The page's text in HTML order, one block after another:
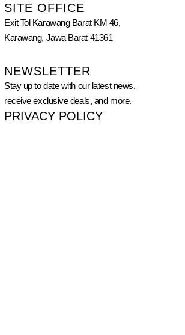
SITE OFFICE
Exit Tol Karawang Barat KM 46,
Karawang, Jawa Barat 41361
NEWSLETTER
Stay up to date with our latest news,
receive exclusive deals, and more.
PRIVACY POLICY